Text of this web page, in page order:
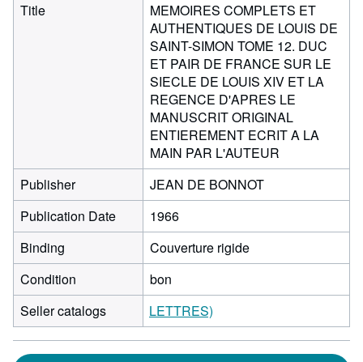
Title
MEMOIRES COMPLETS ET
AUTHENTIQUES DE LOUIS DE
SAINT-SIMON TOME 12. DUC
ET PAIR DE FRANCE SUR LE
SIECLE DE LOUIS XIV ET LA
REGENCE D'APRES LE
MANUSCRIT ORIGINAL
ENTIEREMENT ECRIT A LA
MAIN PAR L'AUTEUR
Publisher
JEAN DE BONNOT
Publication Date
1966
Binding
Couverture rigide
Condition
bon
Seller catalogs
LETTRES)